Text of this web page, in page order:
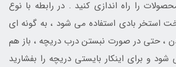
را راه اندازی کنید . در رابطه با نوع
استخر بادی استفاده می شود ، به گونه ای
، حتی در صورت نبستن درب دریچه ، باز هم
و برای اینکار بایستی دریچه را بفشارید